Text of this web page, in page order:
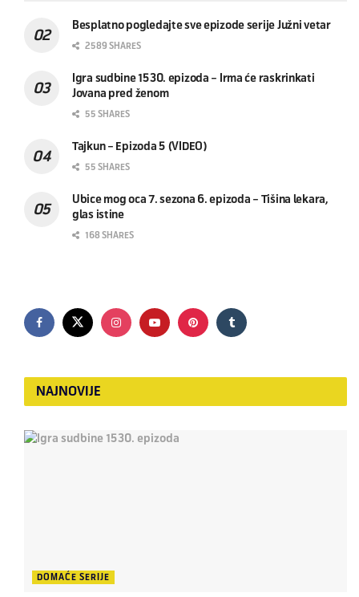
Besplatno pogledajte sve epizode serije Južni vetar
2589 SHARES
Igra sudbine 1530. epizoda – Irma će raskrinkati
Jovana pred ženom
55 SHARES
Tajkun – Epizoda 5 (VIDEO)
55 SHARES
Ubice mog oca 7. sezona 6. epizoda – Tišina lekara,
glas istine
168 SHARES
NAJNOVIJE
DOMAĆE SERIJE